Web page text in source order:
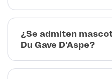
¿Se admiten
Du Gave D'Aspe?